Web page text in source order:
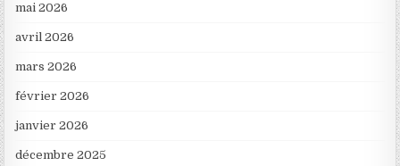
mai 2026
avril 2026
mars 2026
février 2026
janvier 2026
décembre 2025